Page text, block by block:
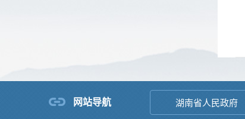
网站导航 湖南省人民政府